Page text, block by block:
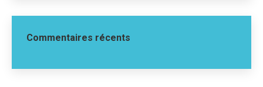
Commentaires récents